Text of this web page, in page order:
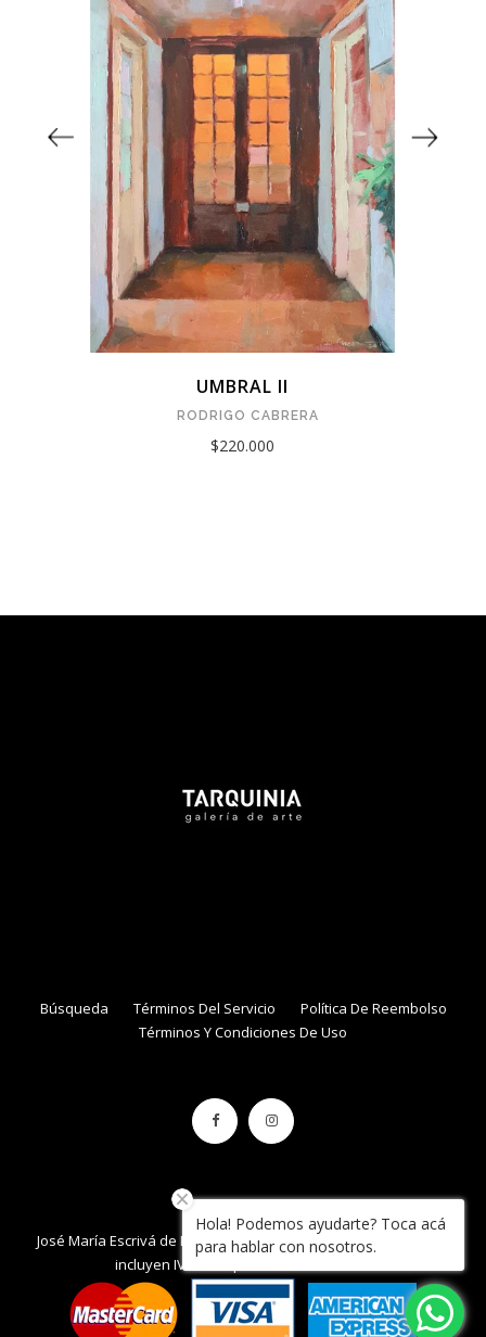
UMBRAL II
RODRIGO CABRERA
$220.000
Búsqueda Términos Del Servicio
Política De Reembolso
Términos Y Condiciones De Uso
José María Escrivá de Balaguer 861, local 34 , Con Con. / Precios
incluyen IVA / Tarquinia.cl / 2020 / Chile.
Hola! Podemos ayudarte? Toca acá
para hablar con nosotros.